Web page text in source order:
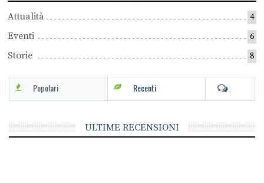
Attualità 4
Eventi 6
Storie 8
Popolari Recenti
ULTIME RECENSIONI